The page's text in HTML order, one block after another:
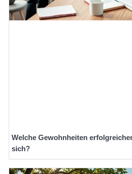
Welche Gewohnheiten
sich?